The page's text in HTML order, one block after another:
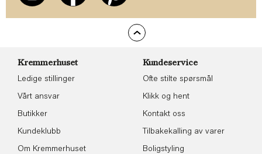
Kremmerhuset
Ledige stillinger
Vårt ansvar
Butikker
Kundeklubb
Om Kremmerhuset
Kundeservice
Ofte stilte spørsmål
Klikk og hent
Kontakt oss
Tilbakekalling av varer
Boligstyling